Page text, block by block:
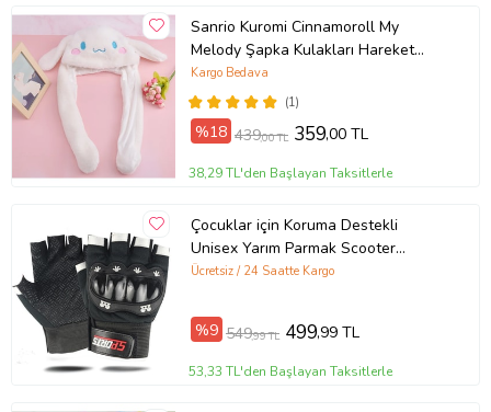
Sanrio Kuromi Cinnamoroll My
Melody Şapka Kulakları Hareket
Eden Şapka Işıklı Modlu Peluş Bere
Şapka
(1)
Kargo Bedava
%18 439,00 TL 359,00 TL
38,29 TL'den Başlayan Taksitlerle
Çocuklar için Koruma Destekli
Unisex Yarım Parmak Scooter
Bisiklet Eldiveni (Siyah)
Ücretsiz / 24 Saatte Kargo
%9 549,99 TL 499,99 TL
53,33 TL'den Başlayan Taksitlerle